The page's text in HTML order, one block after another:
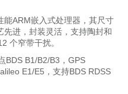
ARM嵌入式处理器，其尺寸
进，封装灵活，支持陶封和
个窄带干扰。
BDS B1/B2/B3，GPS
E1/E5，支持BDS RDSS